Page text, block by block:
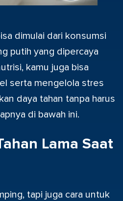
dimulai dari konsumsi
putih yang dipercaya
kamu juga bisa
serta mengelola stres
daya tahan tanpa harus
di bawah ini.
Lama Saat
tapi juga cara untuk